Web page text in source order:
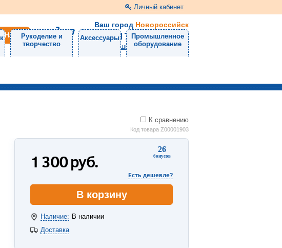
Личный кабинет
Ваш город Новороссийск
8 (8617) 30-47-50
Напишите нам
Рукоделие и
творчество
Аксессуары
Промышленное
оборудование
К сравнению
Код товара Z00001903
26
бонусов
1 300руб.
Есть дешевле?
В корзину
Наличие: В наличии
Доставка